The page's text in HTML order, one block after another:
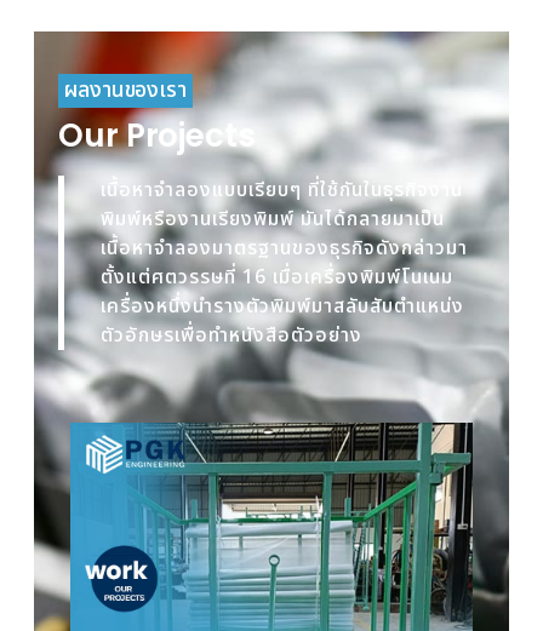
ผลงานของเรา
Our Projects
เนื้อหาจำลองแบบเรียบๆ ที่ใช้กันในธุรกิจงาน
พิมพ์หรืองานเรียงพิมพ์ มันได้กลายมาเป็น
เนื้อหาจำลองมาตรฐานของธุรกิจดังกล่าวมา
ตั้งแต่ศตวรรษที่ 16 เมื่อเครื่องพิมพ์โนเนม
เครื่องหนึ่งนำรางตัวพิมพ์มาสลับสับตำแหน่ง
ตัวอักษรเพื่อทำหนังสือตัวอย่าง